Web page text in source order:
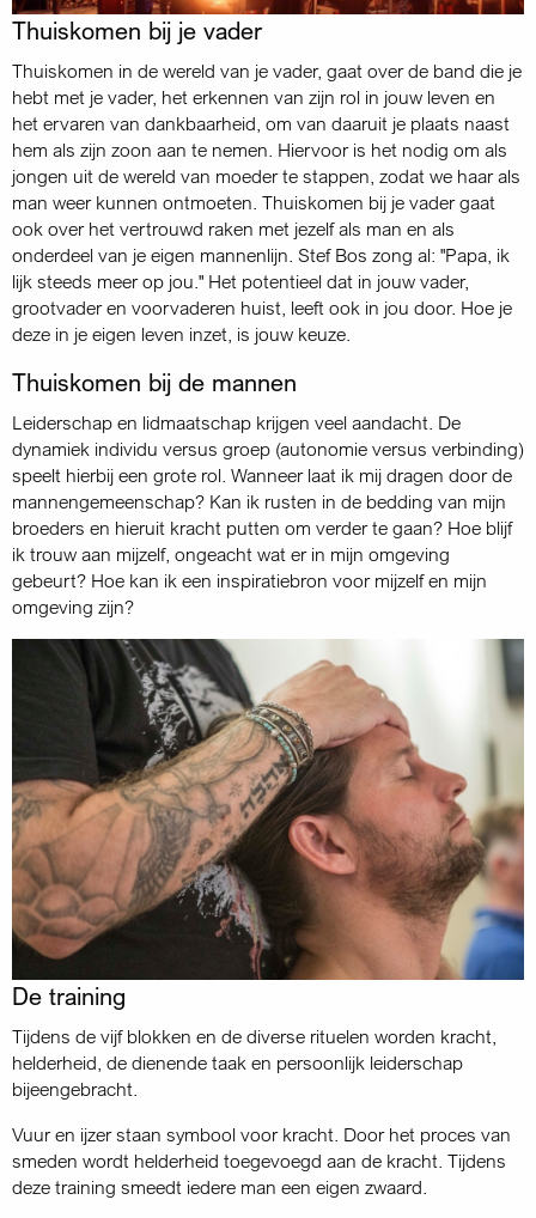
Thuiskomen bij je vader
Thuiskomen in de wereld van je vader, gaat over de band die je
hebt met je vader, het erkennen van zijn rol in jouw leven en
het ervaren van dankbaarheid, om van daaruit je plaats naast
hem als zijn zoon aan te nemen. Hiervoor is het nodig om als
jongen uit de wereld van moeder te stappen, zodat we haar als
man weer kunnen ontmoeten. Thuiskomen bij je vader gaat
ook over het vertrouwd raken met jezelf als man en als
onderdeel van je eigen mannenlijn. Stef Bos zong al: "Papa, ik
lijk steeds meer op jou." Het potentieel dat in jouw vader,
grootvader en voorvaderen huist, leeft ook in jou door. Hoe je
deze in je eigen leven inzet, is jouw keuze.
Thuiskomen bij de mannen
Leiderschap en lidmaatschap krijgen veel aandacht. De
dynamiek individu versus groep (autonomie versus verbinding)
speelt hierbij een grote rol. Wanneer laat ik mij dragen door de
mannengemeenschap? Kan ik rusten in de bedding van mijn
broeders en hieruit kracht putten om verder te gaan? Hoe blijf
ik trouw aan mijzelf, ongeacht wat er in mijn omgeving
gebeurt? Hoe kan ik een inspiratiebron voor mijzelf en mijn
omgeving zijn?
De training
Tijdens de vijf blokken en de diverse rituelen worden kracht,
helderheid, de dienende taak en persoonlijk leiderschap
bijeengebracht.
Vuur en ijzer staan symbool voor kracht. Door het proces van
smeden wordt helderheid toegevoegd aan de kracht. Tijdens
deze training smeedt iedere man een eigen zwaard.